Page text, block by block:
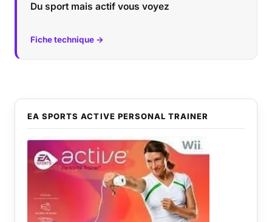
Du sport mais actif vous voyez
Fiche technique →
EA SPORTS ACTIVE PERSONAL TRAINER